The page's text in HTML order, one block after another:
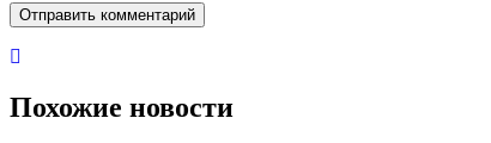
Похожие новости